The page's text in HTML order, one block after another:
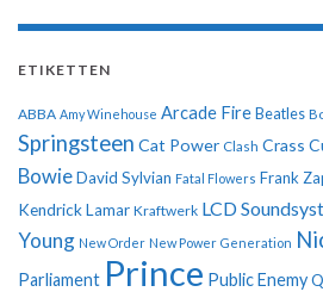
ETIKETTEN
ABBA Amy Winehouse Arcade Fire Beatles
Springsteen Cat Power Clash Crass
BowieDavid Sylvian Fatal Flowers Frank
Kendrick Lamar Kraftwerk LCD
Young New Order New Power Generation
Parliament Prince Public Enemy